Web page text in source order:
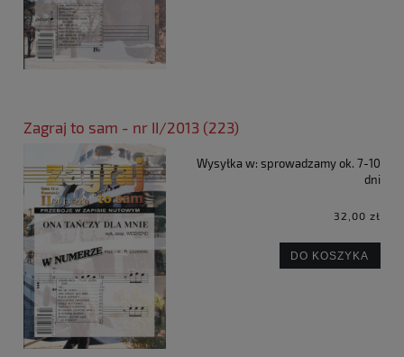
Zagraj to sam - nr II/2013 (223)
Wysyłka w: sprowadzamy ok. 7-10
dni
32,00 zł
DO KOSZYKA